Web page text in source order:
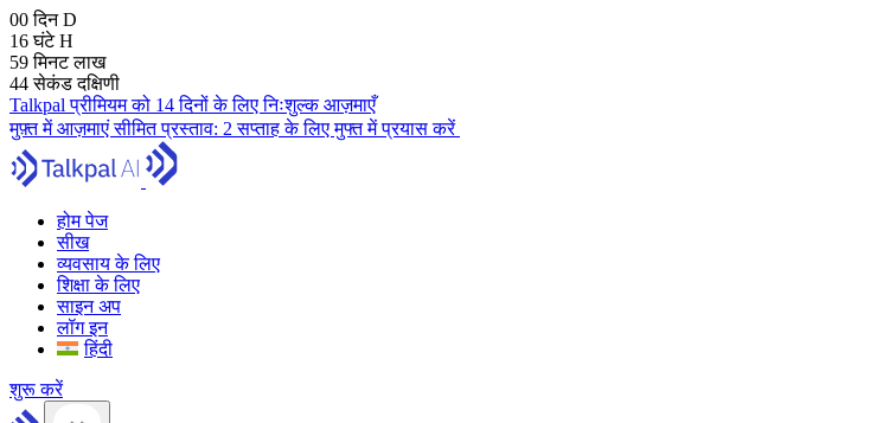
00 दिनD
16 घंटेH
59 मिनटलाख
43 सेकंडदक्षिणी
Talkpal प्रीमियम को 14 दिनों के लिए निःशुल्क आज़माएँ
मुफ़्त में आज़माएंसीमित प्रस्ताव: 2 सप्ताह के लिए मुफ्त में प्रयास करें
होम पेज
सीख
व्यवसाय के लिए
शिक्षा के लिए
साइन अप
लॉग इन
हिंदी
शुरू करें